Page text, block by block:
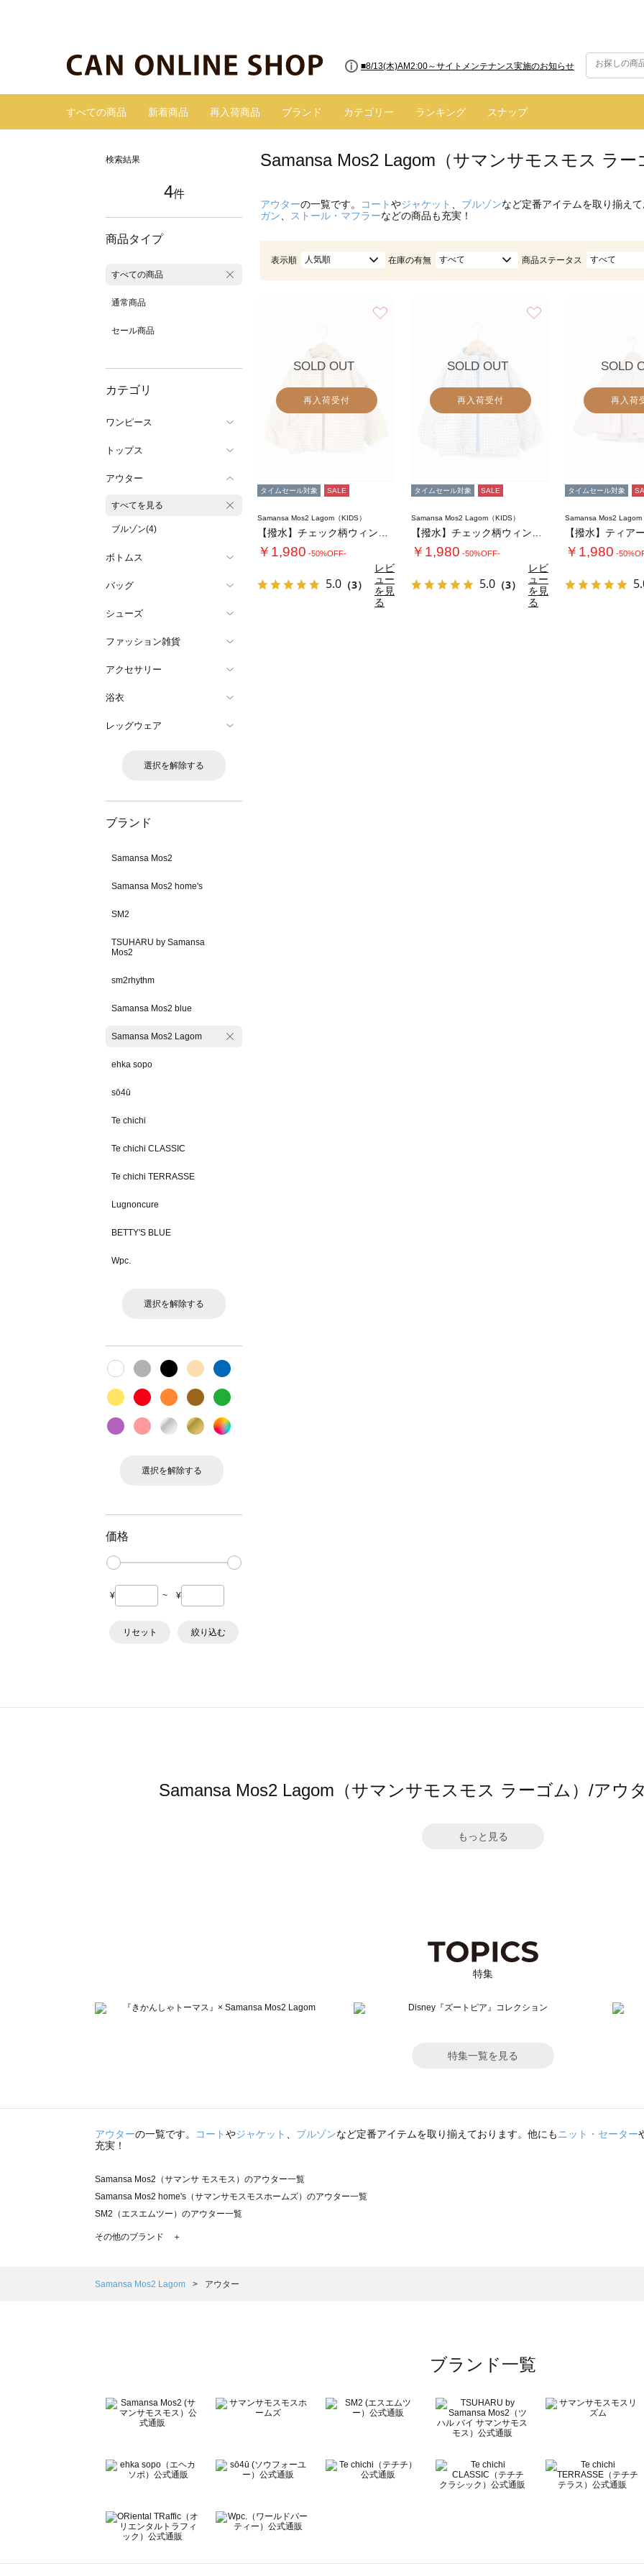
■8/13(木)AM2:00～サイトメンテナンス実施のお知らせ
すべての商品 新着商品 再入荷商品 ブランド カテゴリー ランキング スナップ
検索結果
4件
商品タイプ
すべての商品
通常商品
セール商品
カテゴリ
ワンピース
トップス
アウター
すべてを見る
ブルゾン(4)
ボトムス
バッグ
シューズ
ファッション雑貨
アクセサリー
浴衣
レッグウェア
選択を解除する
ブランド
Samansa Mos2
Samansa Mos2 home's
SM2
TSUHARU by Samansa
Mos2
sm2rhythm
Samansa Mos2 blue
Samansa Mos2 Lagom
ehka sopo
sō4ū
Te chichi
Te chichi CLASSIC
Te chichi TERRASSE
Lugnoncure
BETTY'S BLUE
Wpc.
選択を解除する
選択を解除する
価格
¥ ~ ¥
リセット 絞り込む
Samansa Mos2 Lagom（サマンサモスモス ラー
アウターの一覧です。 コートやジャケット ブルゾンなど定番アイテムを取り揃え
ガン
ストール・マフラーなどの商品も充実！
表示順 人気順 在庫の有無 すべて 商品ステータス すべて
SOLD OUT
再入荷受付
タイムセール対象 SALE
Samansa Mos2 Lagom（KIDS）
￥1,980 -50%OFF-
5.0 （3）
レビ
ュー
を見
る
SOLD OUT
再入荷受付
タイムセール対象 SALE
Samansa Mos2 Lagom（KIDS）
￥1,980 -50%OFF-
5.0 （3）
レビ
ュー
を見
る
SOLD
再入荷
タイムセール対象
Samansa Mos2 Lagom
【撥水】ティア
￥1,980 -
Samansa Mos2 Lagom（サマンサモスモス ラーゴム）/アウ
もっと見る
特集
特集一覧を見る
アウターの一覧です。 コートやジャケット ブルゾンなど定番アイテムを取り揃えております。他にも ニット・セーター
充実！
Samansa Mos2（サマンサ モスモス）のアウター一覧
Samansa Mos2 home's（サマンサモスモスホームズ）のアウター一覧
SM2（エスエムツー）のアウター一覧
TSUHARU by Samansa Mos2（ツハルバイサマンサモスモス）のアウター一覧
Samansa Mos2 Lagom（サマンサモスモス ラーゴム）のアウター一覧
BETTY'S BLUE（べティーズブルー）のアウター一覧
Wpc.（ワールドパーティー）のアウター一覧
その他のブランド ＋
Samansa Mos2 Lagom アウター
ブランド一覧